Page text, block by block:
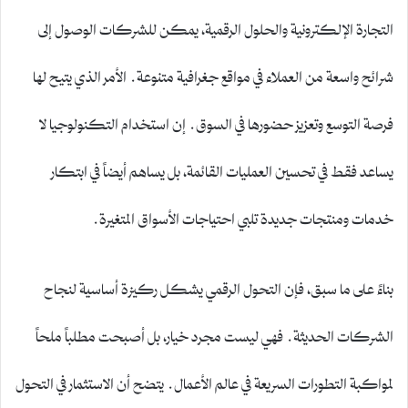
التجارة الإلكترونية والحلول الرقمية، يمكن للشركات الوصول إلى
شرائح واسعة من العملاء في مواقع جغرافية متنوعة. الأمر الذي يتيح لها
فرصة التوسع وتعزيز حضورها في السوق. إن استخدام التكنولوجيا لا
يساعد فقط في تحسين العمليات القائمة، بل يساهم أيضاً في ابتكار
خدمات ومنتجات جديدة تلبي احتياجات الأسواق المتغيرة.
بناءً على ما سبق، فإن التحول الرقمي يشكل ركيزة أساسية لنجاح
الشركات الحديثة. فهي ليست مجرد خيار، بل أصبحت مطلباً ملحاً
لمواكبة التطورات السريعة في عالم الأعمال. يتضح أن الاستثمار في التحول